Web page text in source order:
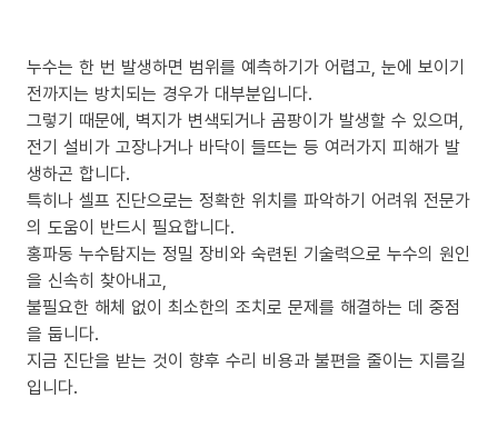
누수는 한 번 발생하면 범위를 예측하기가 어렵고, 눈에 보이기
전까지는 방치되는 경우가 대부분입니다.
그렇기 때문에, 벽지가 변색되거나 곰팡이가 발생할 수 있으며,
전기 설비가 고장나거나 바닥이 들뜨는 등 여러가지 피해가 발
생하곤 합니다.
특히나 셀프 진단으로는 정확한 위치를 파악하기 어려워 전문가
의 도움이 반드시 필요합니다.
홍파동 누수탐지는 정밀 장비와 숙련된 기술력으로 누수의 원인
을 신속히 찾아내고,
불필요한 해체 없이 최소한의 조치로 문제를 해결하는 데 중점
을 둡니다.
지금 진단을 받는 것이 향후 수리 비용과 불편을 줄이는 지름길
입니다.